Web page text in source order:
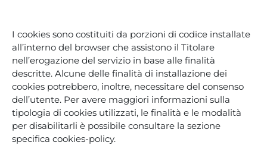
I cookies sono costituiti da porzioni di codice installate
all’interno del browser che assistono il Titolare
nell’erogazione del servizio in base alle finalità
descritte. Alcune delle finalità di installazione dei
cookies potrebbero, inoltre, necessitare del consenso
dell’utente. Per avere maggiori informazioni sulla
tipologia di cookies utilizzati, le finalità e le modalità
per disabilitarli è possibile consultare la sezione
specifica cookies-policy.